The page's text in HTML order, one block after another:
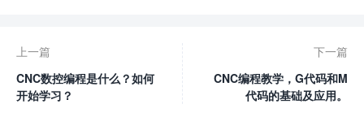
上一篇
CNC数控编程是什么？如何
开始学习？
下一篇
CNC编程教学，G代码和M
代码的基础及应用。